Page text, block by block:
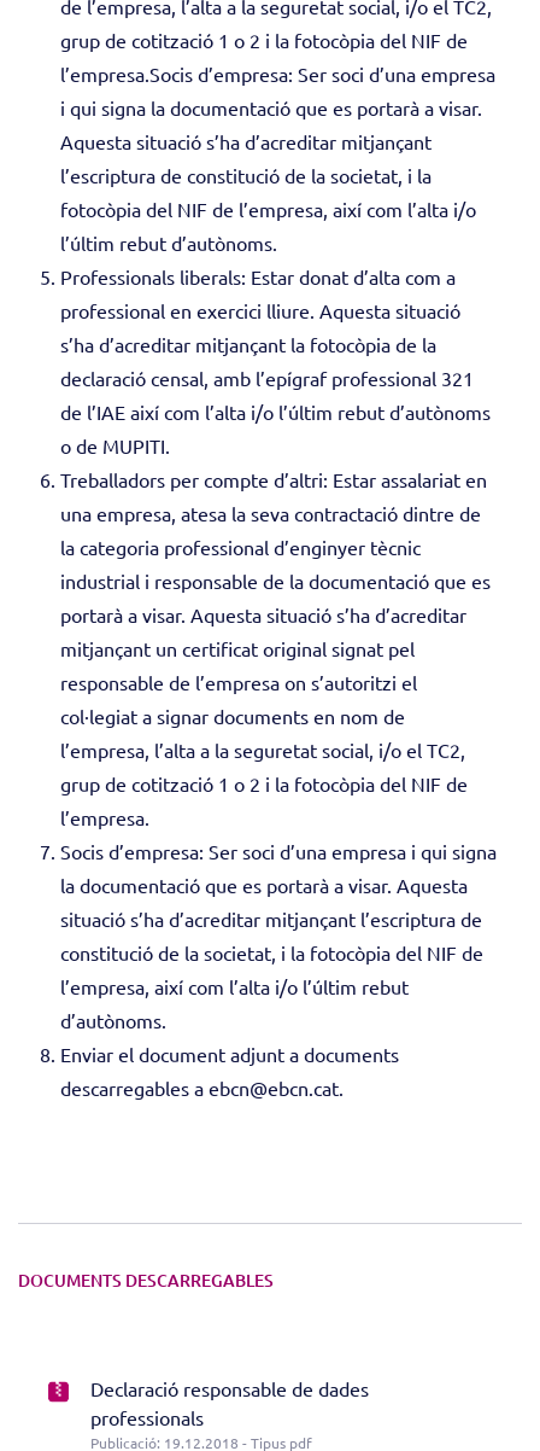
de l’empresa, l’alta a la seguretat social, i/o el TC2,
grup de cotització 1 o 2 i la fotocòpia del NIF de
l’empresa.Socis d’empresa: Ser soci d’una empresa
i qui signa la documentació que es portarà a visar.
Aquesta situació s’ha d’acreditar mitjançant
l’escriptura de constitució de la societat, i la
fotocòpia del NIF de l’empresa, així com l’alta i/o
l’últim rebut d’autònoms.
Professionals liberals: Estar donat d’alta com a
professional en exercici lliure. Aquesta situació
s’ha d’acreditar mitjançant la fotocòpia de la
declaració censal, amb l’epígraf professional 321
de l’IAE així com l’alta i/o l’últim rebut d’autònoms
o de MUPITI.
Treballadors per compte d’altri: Estar assalariat en
una empresa, atesa la seva contractació dintre de
la categoria professional d’enginyer tècnic
industrial i responsable de la documentació que es
portarà a visar. Aquesta situació s’ha d’acreditar
mitjançant un certificat original signat pel
responsable de l’empresa on s’autoritzi el
col·legiat a signar documents en nom de
l’empresa, l’alta a la seguretat social, i/o el TC2,
grup de cotització 1 o 2 i la fotocòpia del NIF de
l’empresa.
Socis d’empresa: Ser soci d’una empresa i qui signa
la documentació que es portarà a visar. Aquesta
situació s’ha d’acreditar mitjançant l’escriptura de
constitució de la societat, i la fotocòpia del NIF de
l’empresa, així com l’alta i/o l’últim rebut
d’autònoms.
Enviar el document adjunt a documents
descarregables a ebcn@ebcn.cat.
DOCUMENTS DESCARREGABLES
Declaració responsable de dades
professionals
Publicació: 19.12.2018 - Tipus pdf